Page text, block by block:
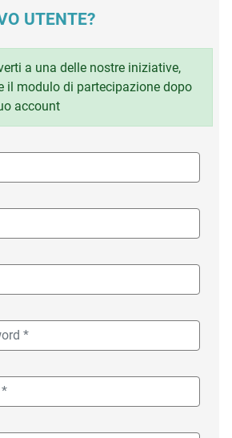
UTENTE?
a una delle nostre iniziative,
il modulo di partecipazione dopo
account